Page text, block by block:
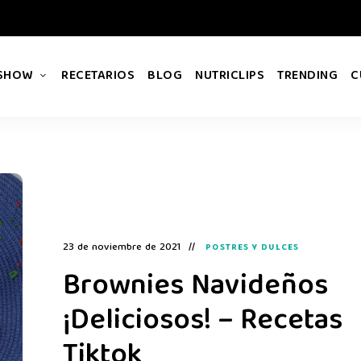
RECETARIOS BLOG NUTRICLIPS TRENDING
23 de noviembre de 2021 POSTRES Y DULCES
Brownies Navideños
¡Deliciosos! – Recetas